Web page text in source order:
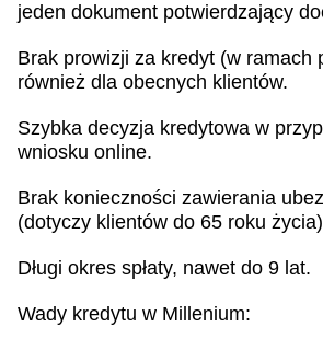
jeden dokument potwierdzający
Brak prowizji za kredyt (w ramach
również dla obecnych klientów.
Szybka decyzja kredytowa w
wniosku online.
Brak konieczności zawierania
(dotyczy klientów do 65 roku
Długi okres spłaty, nawet do 9 lat.
Wady kredytu w Millenium: